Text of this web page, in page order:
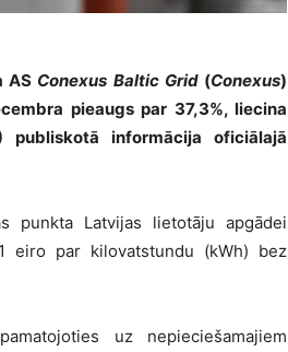
AS Conexus Baltic Grid(Conexus)
pieaugs par 37,3%, liecina
publiskotā informācija oficiālajā
punkta Latvijas lietotāju apgādei
eiro par kilovatstundu (kWh) bez
uz nepieciešamajiem